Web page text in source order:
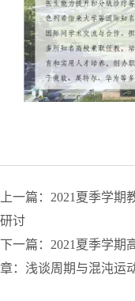
上一篇：2021夏季学期
研讨
下一篇：2021夏季学期
章：浅谈周期与混沌运